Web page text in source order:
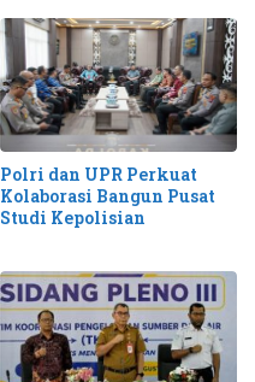
Polri dan UPR Perkuat
Kolaborasi Bangun Pusat
Studi Kepolisian